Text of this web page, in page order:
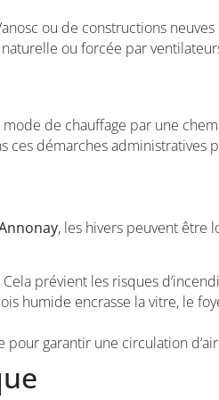
ou de constructions
ou forcée par
de chauffage par une
ces démarches
, les hivers peuvent être
prévient les risques
humide encrasse la vitre, le
garantir une circulation